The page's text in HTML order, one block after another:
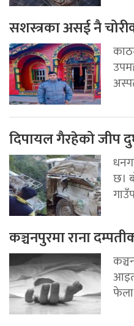
सशस्त्रका असई नै
दिपायल गैरहेको जीप
छ।
कञ्चनपुरमा राना